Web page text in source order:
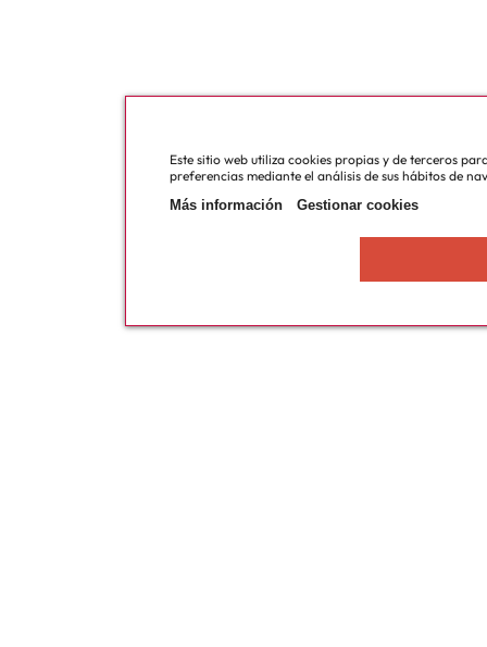
Este sitio web utiliza cookies propias y de terceros
preferencias mediante el análisis de sus hábitos de
Más información
Gestionar cookies